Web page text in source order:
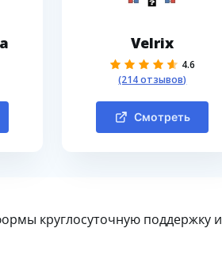
Velrix
4.6
(214 отзывов)
Смотреть
круглосуточную поддержку и